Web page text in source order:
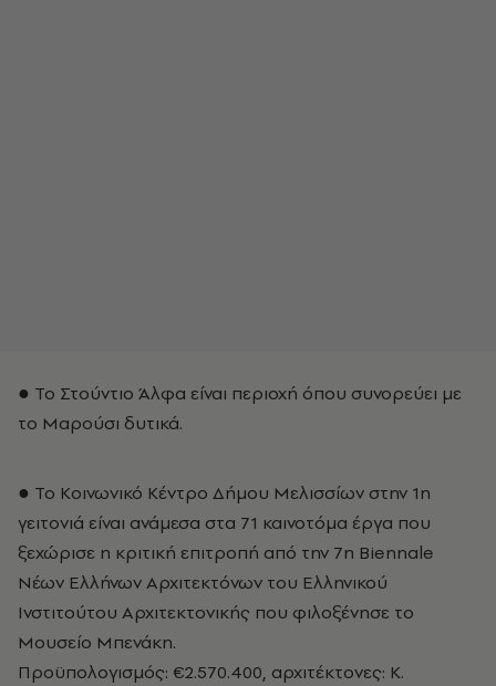
● Το Στούντιο Άλφα είναι περιοχή όπου συνορεύει με
το Μαρούσι δυτικά.
● Το Κοινωνικό Κέντρο Δήμου Μελισσίων στην 1η
γειτονιά είναι ανάμεσα στα 71 καινοτόμα έργα που
ξεχώρισε η κριτική επιτροπή από την 7η Biennale
Νέων Ελλήνων Αρχιτεκτόνων του Ελληνικού
Ινστιτούτου Αρχιτεκτονικής που φιλοξένησε το
Μουσείο Μπενάκη.
Προϋπολογισμός: €2.570.400, αρχιτέκτονες: Κ.